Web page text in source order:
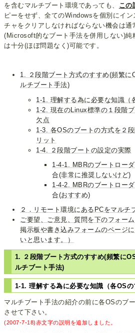
を含むマルチブート環境であっても、 この
ピーをせず、全てのWindowsを個別にイ
チャをクリアしなければならない機会は通
(Microsoft的なブート手法を併用しない)純
は十分(ほぼ問題なく)可能です。
1. ２段階ブート方式のすすめ(頻繁に
ルチブート手法)
1-1. 理解する為に必要な知識（
1-2. 現在のLinux標準の１段階
欠点
1-3. 各OSのブートの方式を２
リット
1-4. ２段階ブートの設定の実際
1-4-1. MBRのブートロー
合(非常に推奨しないけど)
1-4-2. MBRのブートロー
合(おすすめ)
２．リモート環境にあるPCをマルチ
ご要望、ご意見、質問を下のフォー
掲示板や書き込みフォームのページ
いと思います。）
1. ２段階ブート方式のすすめ(頻繁に
ルチブート手法)
1-1. 理解する為に必要な知識（各OSの
マルチブート手法の紹介の前に各OSのブ
させて下さい。
(2007-7-18)赤文字の説明を追加しました。